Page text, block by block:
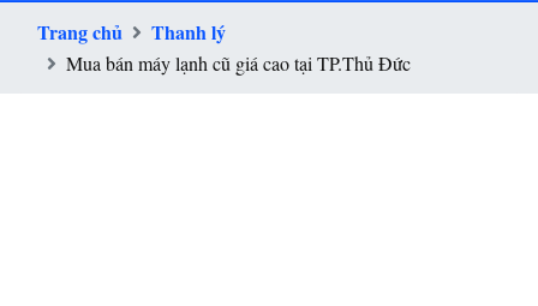
Trang chủ Thanh lý
Mua bán máy lạnh cũ giá cao tại TP.Thủ Đức